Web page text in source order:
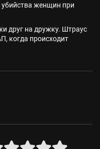
убийства женщин при
друг на дружку. Штраус
когда происходит